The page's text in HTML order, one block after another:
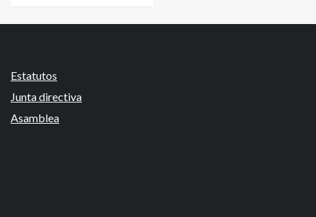
Estatutos
Junta directiva
Asamblea